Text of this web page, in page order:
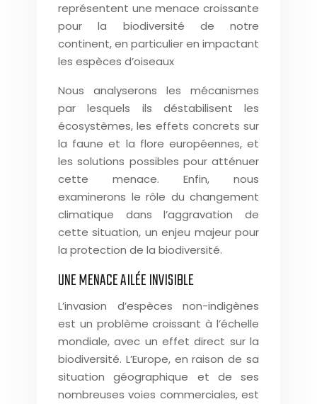
représentent une menace croissante
pour la biodiversité de notre
continent, en particulier en impactant
les espèces d’oiseaux
Nous analyserons les mécanismes
par lesquels ils déstabilisent les
écosystèmes, les effets concrets sur
la faune et la flore européennes, et
les solutions possibles pour atténuer
cette menace. Enfin, nous
examinerons le rôle du changement
climatique dans l’aggravation de
cette situation, un enjeu majeur pour
la protection de la biodiversité.
UNE MENACE AILÉE INVISIBLE
L’invasion d’espèces non-indigènes
est un problème croissant à l’échelle
mondiale, avec un effet direct sur la
biodiversité. L’Europe, en raison de sa
situation géographique et de ses
nombreuses voies commerciales, est